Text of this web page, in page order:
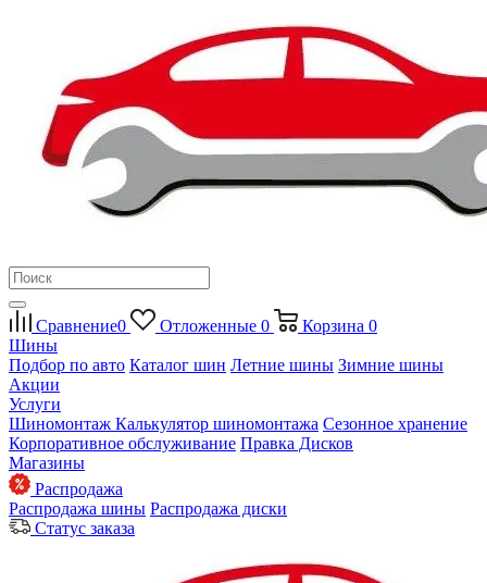
Сравнение0 Отложенные 0 Корзина 0
Шины
Подбор по авто Каталог шин Летние шины Зимние шины
Акции
Услуги
Шиномонтаж Калькулятор шиномонтажа Сезонное хранение
Корпоративное обслуживание Правка Дисков
Магазины
Распродажа
Распродажа шины Распродажа диски
Статус заказа